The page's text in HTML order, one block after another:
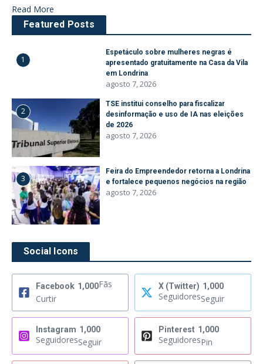
Read More
Featured Posts
1
Espetáculo sobre mulheres negras é
apresentado gratuitamente na Casa da Vila
em Londrina
agosto 7, 2026
2
TSE institui conselho para fiscalizar
desinformação e uso de IA nas eleições
de 2026
agosto 7, 2026
3
Feira do Empreendedor retorna a Londrina
e fortalece pequenos negócios na região
agosto 7, 2026
Social Icons
Facebook 1,000Fãs
Curtir
X (Twitter) 1,000
SeguidoresSeguir
Instagram 1,000
SeguidoresSeguir
Pinterest 1,000
SeguidoresPin